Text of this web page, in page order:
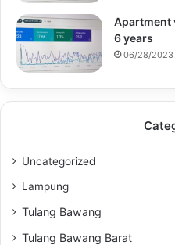
Apartment
6 years
06/28/2023
Uncategorized
Lampung
Tulang Bawang
Tulang Bawang Barat